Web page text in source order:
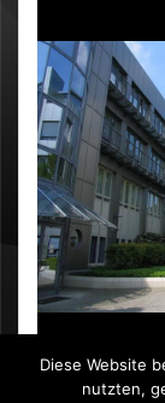
SBH
Diese Website
nutzten,